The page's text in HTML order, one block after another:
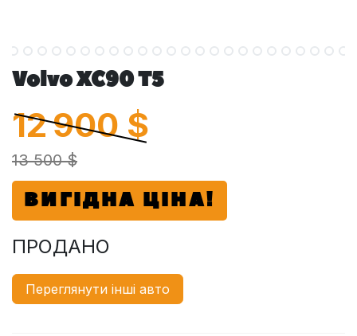
Volvo XC90 T5
12 900$
13 500 $
ВИГІДНА ЦІНА!
ПРОДАНО
Переглянути інші авто